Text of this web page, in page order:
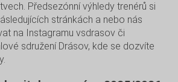
Předsezónní výhledy trenérů si
stránkách a nebo nás
na Instagramu vsdrasov či
sdružení Drásov, kde se dozvíte